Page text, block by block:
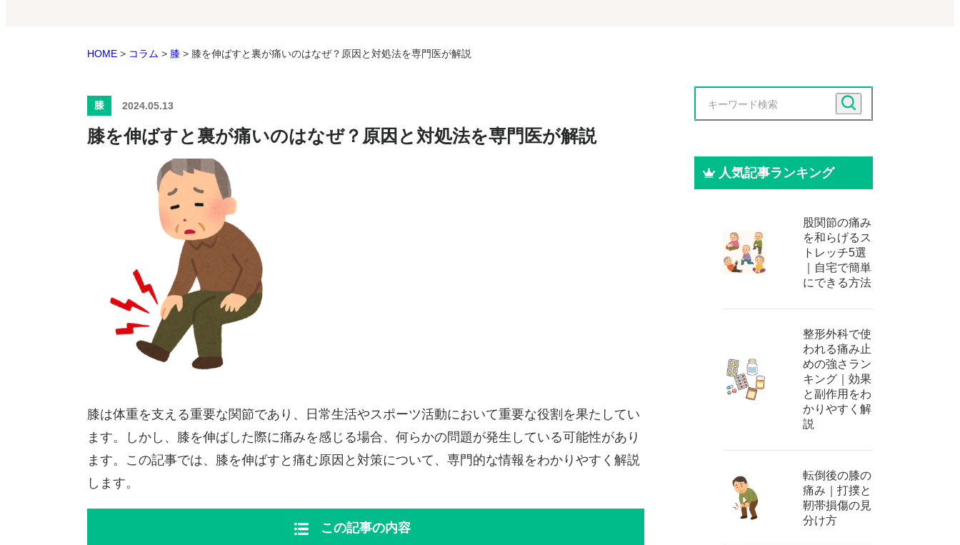
HOME > コラム > 膝 > 膝を伸ばすと裏が痛いのはなぜ？原因と対処法を専門医が解説
膝 2024.05.13
膝を伸ばすと裏が痛いのはなぜ？原因と対処法を専門医が解説
膝は体重を支える重要な関節であり、日常生活やスポーツ活動において重要な役割を果たしてい
ます。しかし、膝を伸ばした際に痛みを感じる場合、何らかの問題が発生している可能性があり
ます。この記事では、膝を伸ばすと痛む原因と対策について、専門的な情報をわかりやすく解説
します。
この記事の内容
人気記事ランキング
股関節の痛み
を和らげるス
トレッチ5選
｜自宅で簡単
にできる方法
整形外科で使
われる痛み止
めの強さラン
キング｜効果
と副作用をわ
かりやすく解
説
転倒後の膝の
痛み｜打撲と
靭帯損傷の見
分け方